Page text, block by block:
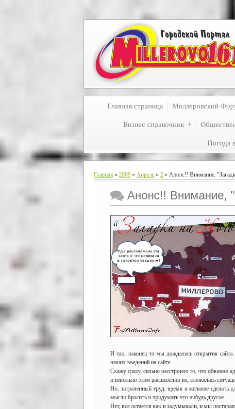
Главная страница Миллеровский
Бизнес справочник
Погода
Главная » 2009 » Апрель » 2 » Анонс!! Внимание,
Анонс!! Внимание,
И так, наконец то мы дождались открытия сайта
наших введений на сайте...
Скажу сразу, сильно расстроило то, что обвиняя
и невольно этим расшевелив их, сложилась
Но, затраченный труд, время и желание сделать
мысли бросить и придумать что нибудь другое.
Нет, все остается как и задумывали, и мы